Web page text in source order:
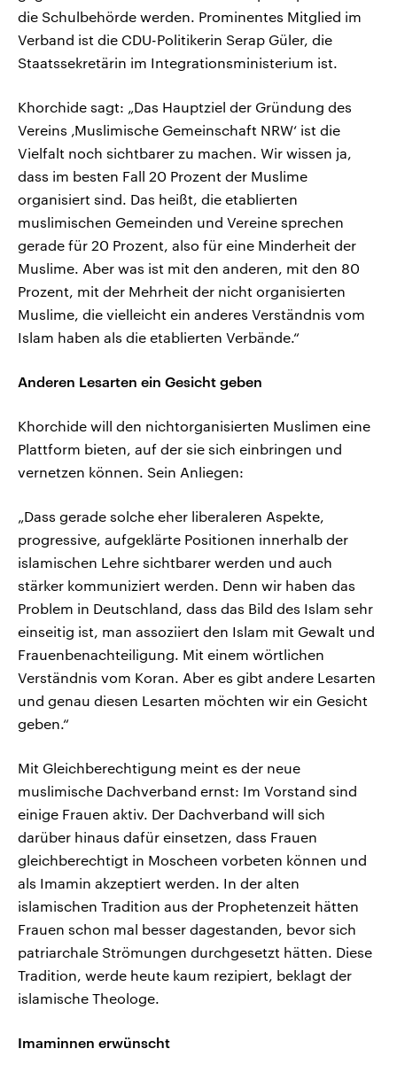
die Schulbehörde werden. Prominentes Mitglied im
Verband ist die CDU-Politikerin Serap Güler, die
Staatssekretärin im Integrationsministerium ist.
Khorchide sagt: „Das Hauptziel der Gründung des
Vereins ‚Muslimische Gemeinschaft NRW‘ ist die
Vielfalt noch sichtbarer zu machen. Wir wissen ja,
dass im besten Fall 20 Prozent der Muslime
organisiert sind. Das heißt, die etablierten
muslimischen Gemeinden und Vereine sprechen
gerade für 20 Prozent, also für eine Minderheit der
Muslime. Aber was ist mit den anderen, mit den 80
Prozent, mit der Mehrheit der nicht organisierten
Muslime, die vielleicht ein anderes Verständnis vom
Islam haben als die etablierten Verbände.“
Anderen Lesarten ein Gesicht geben
Khorchide will den nichtorganisierten Muslimen eine
Plattform bieten, auf der sie sich einbringen und
vernetzen können. Sein Anliegen:
„Dass gerade solche eher liberaleren Aspekte,
progressive, aufgeklärte Positionen innerhalb der
islamischen Lehre sichtbarer werden und auch
stärker kommuniziert werden. Denn wir haben das
Problem in Deutschland, dass das Bild des Islam sehr
einseitig ist, man assoziiert den Islam mit Gewalt und
Frauenbenachteiligung. Mit einem wörtlichen
Verständnis vom Koran. Aber es gibt andere Lesarten
und genau diesen Lesarten möchten wir ein Gesicht
geben.“
Mit Gleichberechtigung meint es der neue
muslimische Dachverband ernst: Im Vorstand sind
einige Frauen aktiv. Der Dachverband will sich
darüber hinaus dafür einsetzen, dass Frauen
gleichberechtigt in Moscheen vorbeten können und
als Imamin akzeptiert werden. In der alten
islamischen Tradition aus der Prophetenzeit hätten
Frauen schon mal besser dagestanden, bevor sich
patriarchale Strömungen durchgesetzt hätten. Diese
Tradition, werde heute kaum rezipiert, beklagt der
islamische Theologe.
Imaminnen erwünscht